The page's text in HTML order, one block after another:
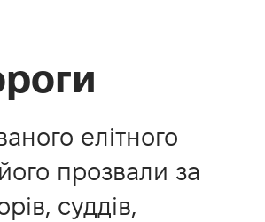
елітного
прозвали за
суддів,